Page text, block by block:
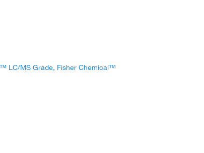
LC/MS Grade, Fisher Chemical™